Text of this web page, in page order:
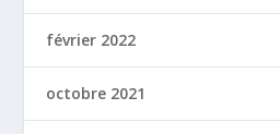
février 2022
octobre 2021